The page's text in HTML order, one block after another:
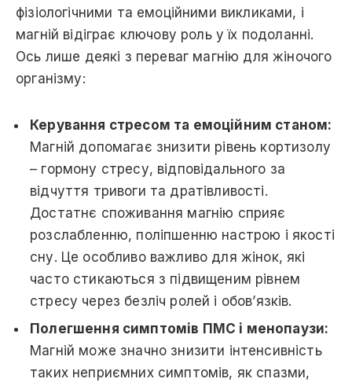
фізіологічними та емоційними викликами, і
магній відіграє ключову роль у їх подоланні.
Ось лише деякі з переваг магнію для жіночого
організму:
Керування стресом та емоційним станом:
Магній допомагає знизити рівень кортизолу
– гормону стресу, відповідального за
відчуття тривоги та дратівливості.
Достатнє споживання магнію сприяє
розслабленню, поліпшенню настрою і якості
сну. Це особливо важливо для жінок, які
часто стикаються з підвищеним рівнем
стресу через безліч ролей і обов’язків.
Полегшення симптомів ПМС і менопаузи:
Магній може значно знизити інтенсивність
таких неприємних симптомів, як спазми,